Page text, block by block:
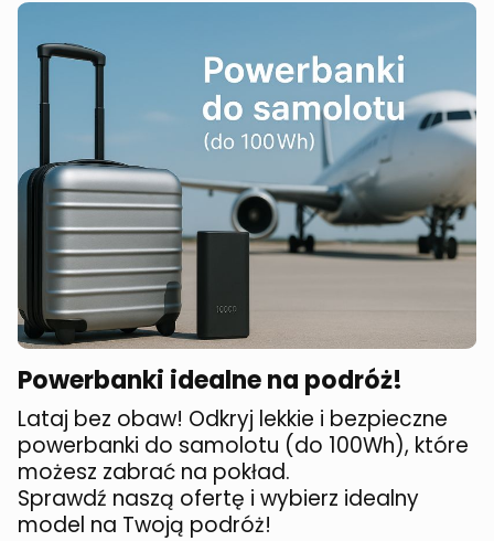
Powerbanki idealne na podróż!
Lataj bez obaw! Odkryj lekkie i bezpieczne
powerbanki do samolotu (do 100Wh), które
możesz zabrać na pokład.
Sprawdź naszą ofertę i wybierz idealny
model na Twoją podróż!